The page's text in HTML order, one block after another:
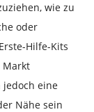
wie zu
oder
Hilfe-Kits
Markt
eine
Nähe sein